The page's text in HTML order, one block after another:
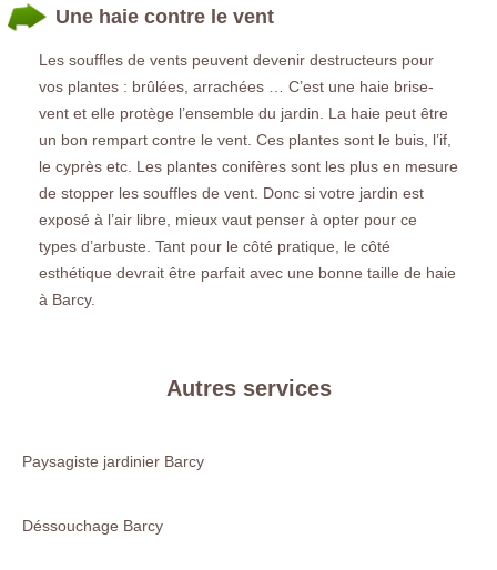
Une haie contre le vent
Les souffles de vents peuvent devenir destructeurs pour
vos plantes : brûlées, arrachées … C’est une haie brise-
vent et elle protège l’ensemble du jardin. La haie peut être
un bon rempart contre le vent. Ces plantes sont le buis, l’if,
le cyprès etc. Les plantes conifères sont les plus en mesure
de stopper les souffles de vent. Donc si votre jardin est
exposé à l’air libre, mieux vaut penser à opter pour ce
types d’arbuste. Tant pour le côté pratique, le côté
esthétique devrait être parfait avec une bonne taille de haie
à Barcy.
Autres services
Paysagiste jardinier Barcy
Déssouchage Barcy